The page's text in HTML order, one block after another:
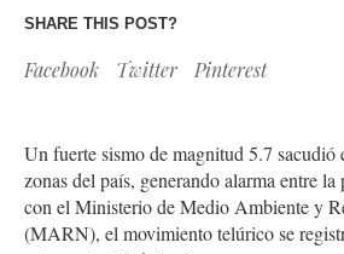
SHARE THIS POST?
Facebook Twitter Pinterest
Un fuerte sismo de magnitud 5.7 sacudió
zonas del país, generando alarma entre
con el Ministerio de Medio Ambiente y
(MARN), el movimiento telúrico se